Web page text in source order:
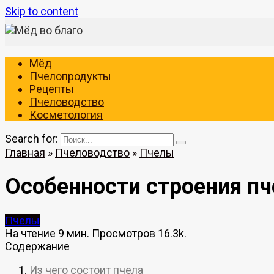
Skip to content
Мёд
Пчелопродукты
Рецепты
Пчеловодство
Косметология
Search for:
Главная » Пчеловодство » Пчелы
Особенности строения
Пчелы
На чтение 9 мин. Просмотров 16.3k.
Содержание
Из чего состоит пчела